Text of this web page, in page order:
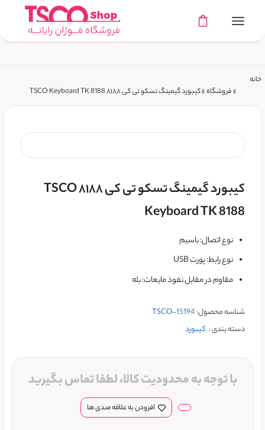
خانه
»فروشگاه»کیبورد گیمینگ تسکو تی کی ۸۱۸۸ TSCO Keyboard TK 8188
کیبورد گیمینگ تسکو تی کی ۸۱۸۸ TSCO
Keyboard TK 8188
نوع اتصال: باسیم
نوع رابط: پورت USB
مقاوم در مقابل نفوذ مایعات: بله
شناسه محصول:TSCO-15194
دسته بندی : کيبورد
با توجه به محدودیت کالا، لطفا تماس بگیرید
افزودن به علاقه مندی ها